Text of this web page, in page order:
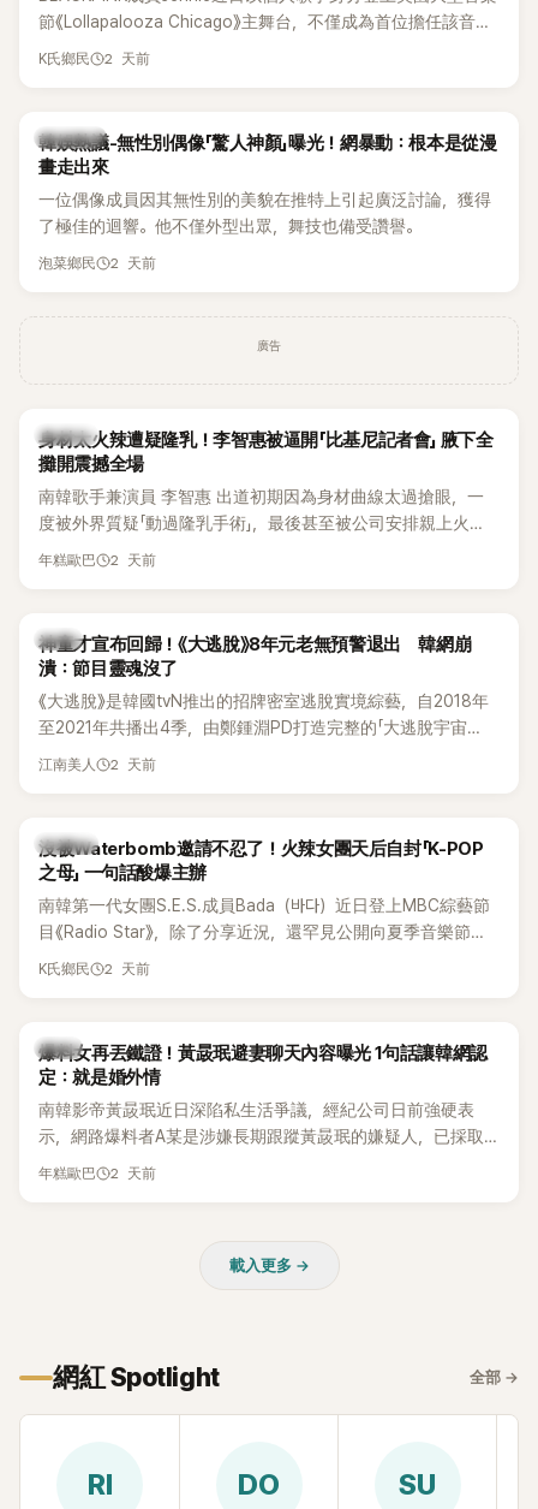
節《Lollapalooza Chicago》主舞台，不僅成為首位擔任該音樂
節Headliner（壓軸主秀）的K-POP女SOLO歌手，寫下全新紀
形容整場演出「就像一場豪華KTV」。
K氏鄉民 2 天前
熱議討論
韓娛熱議-無性別偶像「驚人神顏」曝光！網暴動：根本是從漫
畫走出來
一位偶像成員因其無性別的美貌在推特上引起廣泛討論，獲得
了極佳的迴響。他不僅外型出眾，舞技也備受讚譽。
泡菜鄉民 2 天前
廣告
K-POP
身材太火辣遭疑隆乳！李智惠被逼開「比基尼記者會」 腋下全
攤開震撼全場
南韓歌手兼演員 李智惠 出道初期因為身材曲線太過搶眼，一
度被外界質疑「動過隆乳手術」，最後甚至被公司安排親上火
線，召開前所未見的「泳裝記者會」澄清。這場記者會後來還被
熱議。 2日播出的 SBS 綜藝節目《我的經紀人太難搞－秘書
鎮》，邀請同時兼顧工作與育兒的演藝圈代表「媽媽群」——李智
惠、李賢怡、李恩亨，以第13位「My Star」身分登場，分享最真
實的生活日常。 節目一開始，李瑞鎮 率先與李智惠會合，兩人
邊搭車邊聊天，氣氛輕鬆。聊到最近的新聞，李瑞鎮突然直球
發問：「妳不是上新聞了？說妳去做整形？是人中縮短手術嗎？」
延燒到過去的爭議。李瑞鎮脫口補刀：「妳以前不是還在游泳池
開過記者會？」直接點名她當年的風波。李智惠聽了忍不住笑
說：「哥怎麼連這個都知道？」李瑞鎮則回嘴：「那時候新聞鬧那
麼大，不知道才奇怪吧。」一來一往，氣氛反而更加輕鬆。 談到
當年情況，李智惠終於鬆口坦言，當時確實被質疑動過隆胸手
術。她回憶：「拍了比基尼照片之後，就開始被說是不是去隆乳
了。」為了澄清誤會，她只好親自站出來說清楚。 李智惠進一步
想，既然一直說我有做，那我乾脆把腋下給大家看，證明我根
本沒動過。」一句話說完，全場瞬間炸鍋，來賓又驚又笑。 事實
上，早在 2006 年，李智惠就為了證明自己沒有「隆乳」，真的
召開了一場泳裝記者招待會。當時她穿著比基尼站在一排攝影
這段為平息爭議、直接公開腋下畫面自證清白的往事再度被提
《脫掉鞋子恢單4Men》 中，親自公開那張當年引發話題的「腋下
智英兩位女成員，以及張錫炫、Chris Kim 兩位男成員組成。不
過後來爆出長達四年的團內霸凌風波，甚至傳出徐智英母親對
藝圈。據悉，她當年能加入 S#arp，也與 李尚敏 的賞識有關。
年糕歐巴 2 天前
韓星
神童才宣布回歸！《大逃脫》8年元老無預警退出 韓網崩
潰：節目靈魂沒了
《大逃脫》是韓國tvN推出的招牌密室逃脫實境綜藝，自2018年
至2021年共播出4季，由鄭鍾淵PD打造完整的「大逃脫宇宙
（DTCU）」，憑藉燒腦劇情、電影級場景與龐大世界觀，累積
江南美人 2 天前
K-POP
沒被Waterbomb邀請不忍了！火辣女團天后自封「K-POP
之母」 一句話酸爆主辦
南韓第一代女團S.E.S.成員Bada（바다）近日登上MBC綜藝節
目《Radio Star》，除了分享近況，還罕見公開向夏季音樂節
Waterbomb喊話，笑稱自己至今從未受邀演出，更幽默表示：
K氏鄉民 2 天前
韓星
爆料女再丟鐵證！黃晸珉避妻聊天內容曝光 1句話讓韓網認
定：就是婚外情
南韓影帝黃晸珉近日深陷私生活爭議，經紀公司日前強硬表
示，網路爆料者A某是涉嫌長期跟蹤黃晸珉的嫌疑人，已採取
法律行動。不過，A某並未因此停止發聲，5日再度透過社群平
年糕歐巴 2 天前
載入更多 →
網紅 Spotlight 全部 →
RI DO SU